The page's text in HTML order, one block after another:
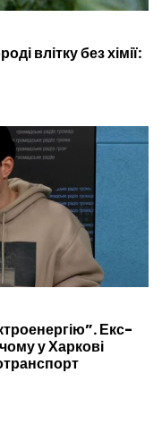
влітку без хімії:
Екс-
у Харкові